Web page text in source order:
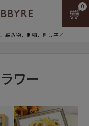
編み物、刺繍、刺し子／
0
ワー